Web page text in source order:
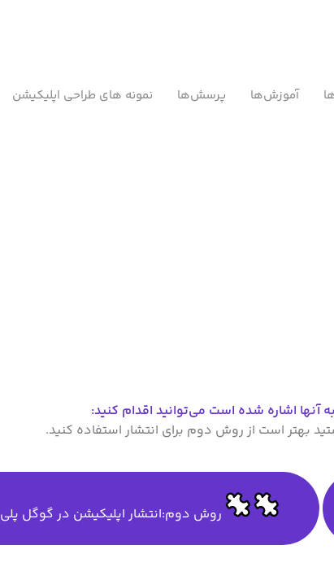
آموزش‌ها پرسش‌ها نمونه های طراحی اپلیکیشن
اشاره شده است می‌توانید اقدام کنید:
بهتر است از روش دوم برای انتشار استفاده کنید.
روش دوم:انتشار اپلیکیشن در گوگل پلی